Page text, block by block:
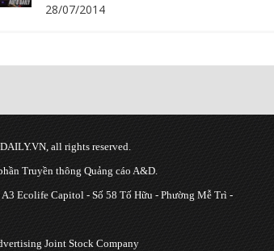
28/07/2014
all rights reserved.
Truyền thông Quảng cáo A&D.
Ecolife Capitol - Số 58 Tố Hữu - Phường Mễ Trì -
Joint Stock Company